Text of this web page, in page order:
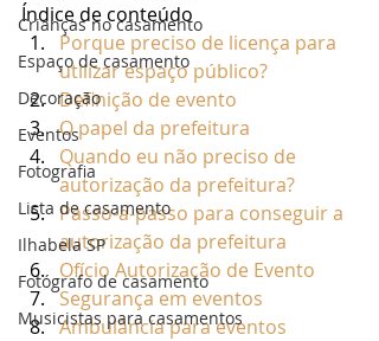
Crianças no casamento
Espaço de casamento
Decoração
Eventos
Fotografia
Lista de casamento
Ilhabela SP
Fotógrafo de casamento
Musicistas para casamentos
Índice de conteúdo
Porque preciso de licença para
utilizar espaço público?
Definição de evento
O papel da prefeitura
Quando eu não preciso de
autorização da prefeitura?
Passo-a-passo para conseguir a
autorização da prefeitura
Ofício Autorização de Evento
Segurança em eventos
Ambulância para eventos